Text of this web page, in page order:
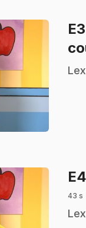
E3
.
E4
43 s
.